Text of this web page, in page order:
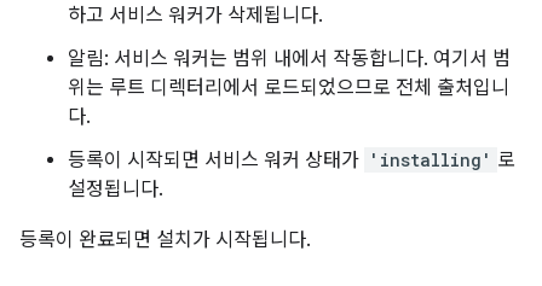
하고 서비스 워커가 삭제됩니다.
알림: 서비스 워커는 범위 내에서 작동합니다. 여기서 범
위는 루트 디렉터리에서 로드되었으므로 전체 출처입니
다.
등록이 시작되면 서비스 워커 상태가 'installing' 로
설정됩니다.
등록이 완료되면 설치가 시작됩니다.